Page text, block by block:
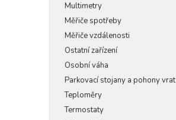
Multimetry
Měřiče spotřeby
Měřiče vzdálenosti
Ostatní zařízení
Osobní váha
Parkovací stojany a pohony vrat
Teploměry
Termostaty